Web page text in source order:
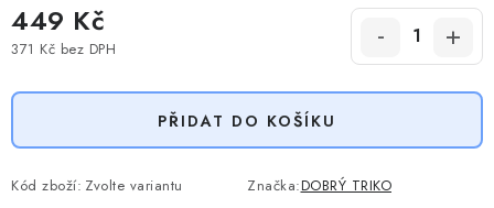
449 Kč
371 Kč bez DPH
PŘIDAT DO KOŠÍKU
Kód zboží: Zvolte variantu Značka:DOBRÝ TRIKO